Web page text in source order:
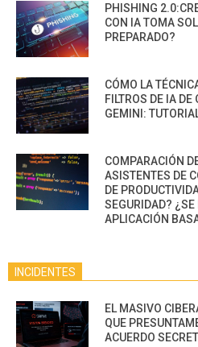
PHISHING
CON IA TOMA
PREPARADO?
CÓMO LA
FILTROS DE IA
GEMINI:
COMPARACIÓN
ASISTENTES DE
DE
SEGURIDAD? ¿SE
APLICACIÓN
INCIDENTES
EL MASIVO
QUE
ACUERDO